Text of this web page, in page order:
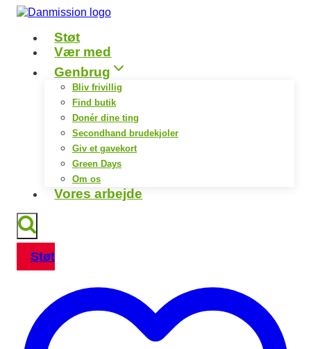
Fortsæt
indhold
Støt
Vær med
Genbrug
Bliv frivillig
Find butik
Donér dine ting
Secondhand brudekjoler
Giv et gavekort
Green Days
Om os
Vores arbejde
Støt